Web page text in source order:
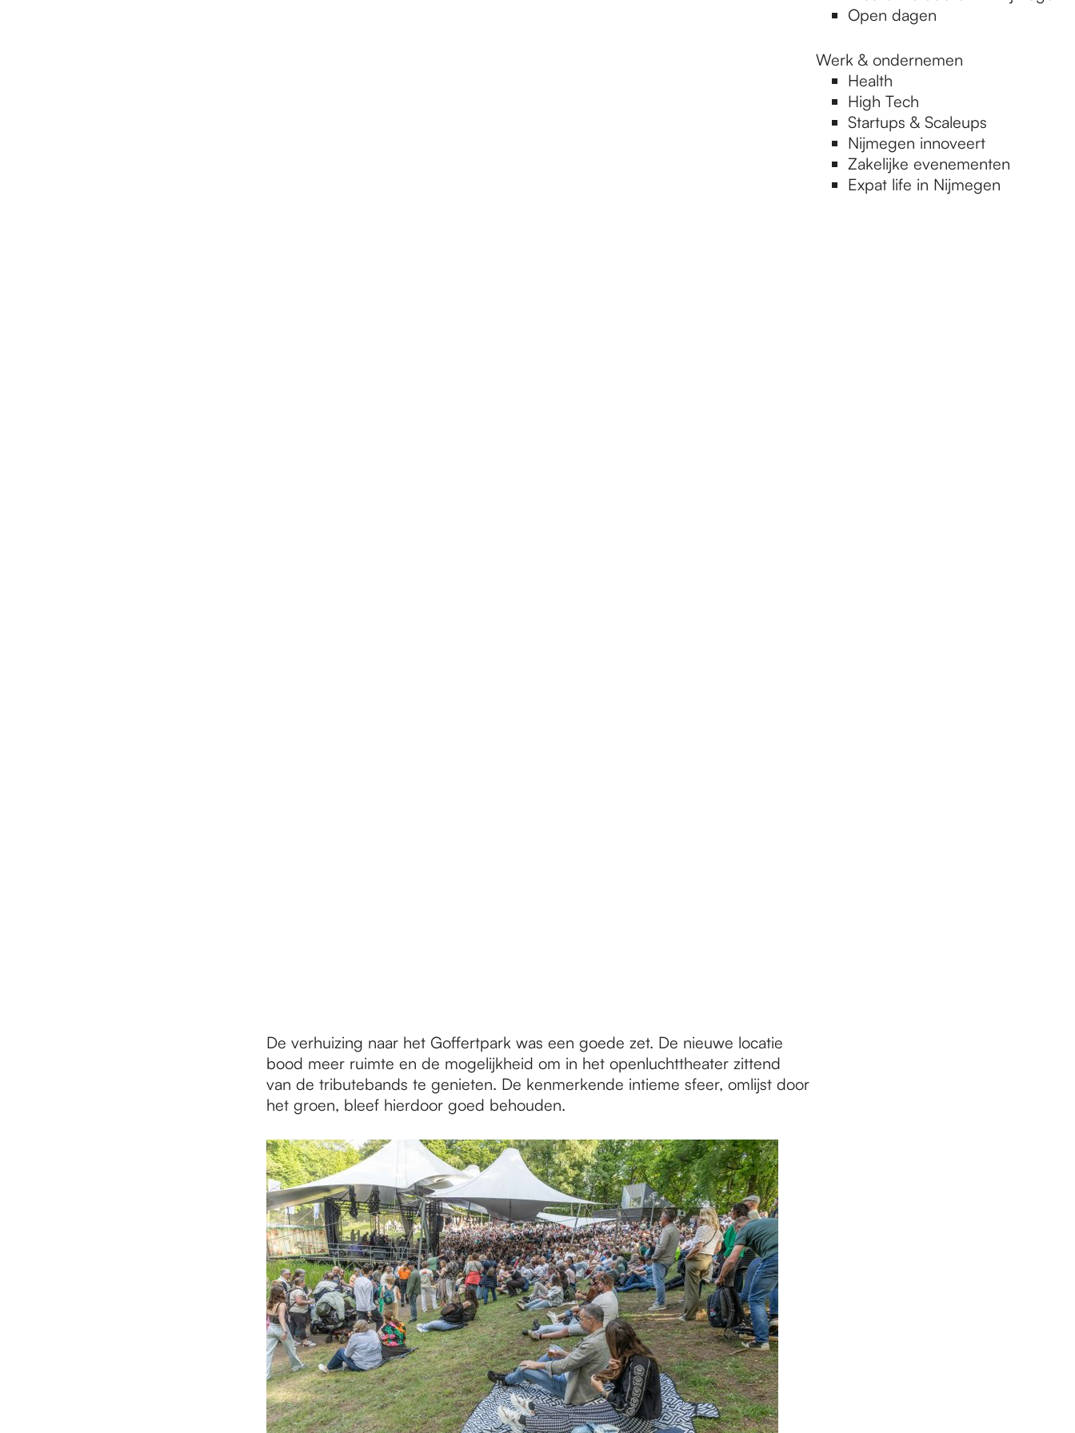
Open dagen
Werk & ondernemen
Health
High Tech
Startups & Scaleups
Nijmegen innoveert
Zakelijke evenementen
Expat life in Nijmegen
De verhuizing naar het Goffertpark was een goede zet. De nieuwe locatie
bood meer ruimte en de mogelijkheid om in het openluchttheater zittend
van de tributebands te genieten. De kenmerkende intieme sfeer, omlijst door
het groen, bleef hierdoor goed behouden.